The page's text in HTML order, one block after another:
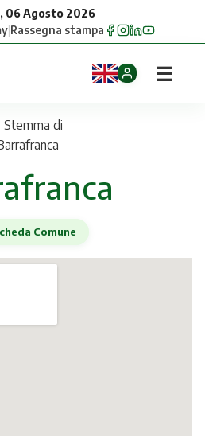
06 Agosto 2026
|Rassegna stampa
☰
Comune